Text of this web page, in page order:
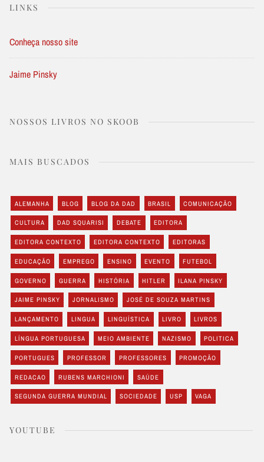
LINKS
Conheça nosso site
Jaime Pinsky
NOSSOS LIVROS NO SKOOB
MAIS BUSCADOS
ALEMANHA BLOG BLOG DA DAD BRASIL COMUNICAÇÃO
CULTURA DAD SQUARISI DEBATE EDITORA
EDITORA CONTEXTO EDITORA CONTEXTO EDITORAS
EDUCAÇÃO EMPREGO ENSINO EVENTO FUTEBOL
GOVERNO GUERRA HISTÓRIA HITLER ILANA PINSKY
JAIME PINSKY JORNALISMO JOSÉ DE SOUZA MARTINS
LANÇAMENTO LINGUA LINGUÍSTICA LIVRO LIVROS
LÍNGUA PORTUGUESA MEIO AMBIENTE NAZISMO POLITICA
PORTUGUES PROFESSOR PROFESSORES PROMOÇÃO
REDACAO RUBENS MARCHIONI SAÚDE
SEGUNDA GUERRA MUNDIAL SOCIEDADE USP VAGA
YOUTUBE